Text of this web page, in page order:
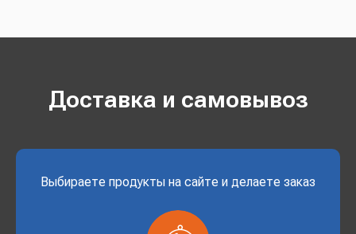
Доставка и самовывоз
Выбираете продукты на сайте и делаете заказ